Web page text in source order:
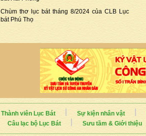
Chùm thơ lục bát tháng 8/2024 của CLB Lục
bát Phú Thọ
Thành viên Lục Bát Sự kiện nhân vật
Câu lạc bộ Lục Bát Sưu tầm & Giới thiệu